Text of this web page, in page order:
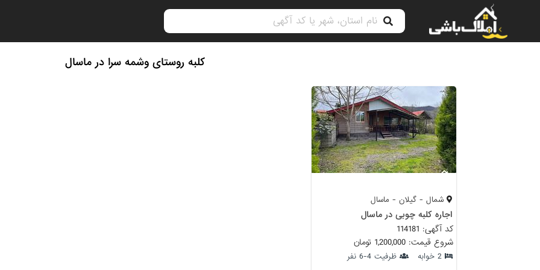
کلبه روستای وشمه سرا در ماسال
شمال - گیلان - ماسال
اجاره کلبه چوبی در ماسال
کد آگهی: 114181
شروع قیمت: 1,200,000 تومان
2 خوابه ظرفیت 4-6 نفر